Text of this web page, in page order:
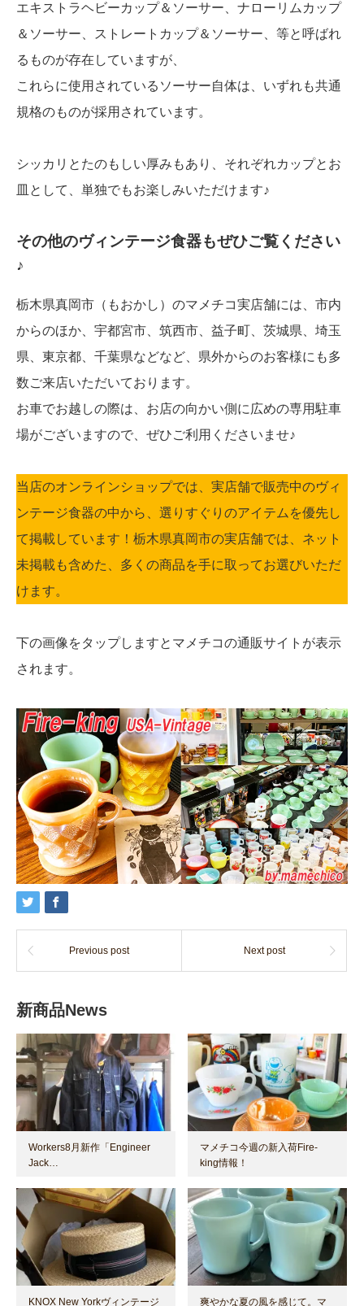
エキストラヘビーカップ＆ソーサー、ナローリムカップ
＆ソーサー、ストレートカップ＆ソーサー、等と呼ばれ
るものが存在していますが、
これらに使用されているソーサー自体は、いずれも共通
規格のものが採用されています。
シッカリとたのもしい厚みもあり、それぞれカップとお
皿として、単独でもお楽しみいただけます♪
その他のヴィンテージ食器もぜひご覧ください
♪
栃木県真岡市（もおかし）のマメチコ実店舗には、市内
からのほか、宇都宮市、筑西市、益子町、茨城県、埼玉
県、東京都、千葉県などなど、県外からのお客様にも多
数ご来店いただいております。
お車でお越しの際は、お店の向かい側に広めの専用駐車
場がございますので、ぜひご利用くださいませ♪
当店のオンラインショップでは、実店舗で販売中のヴィ
ンテージ食器の中から、選りすぐりのアイテムを優先し
て掲載しています！栃木県真岡市の実店舗では、ネット
未掲載も含めた、多くの商品を手に取ってお選びいただ
けます。
下の画像をタップしますとマメチコの通販サイトが表示
されます。
Previous post Next post
新商品News
Workers8月新作「Engineer
Jack…
マメチコ今週の新入荷Fire-
king情報！
KNOX New Yorkヴィンテージ
爽やかな夏の風を感じて。マ